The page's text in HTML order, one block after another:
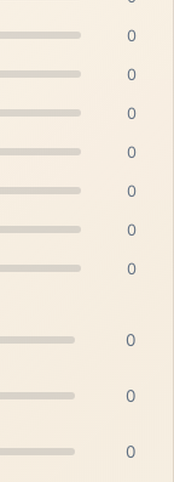
0
0
0
0
0
0
0
0
0
0